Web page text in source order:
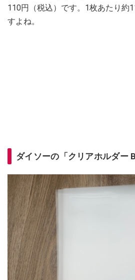
110円（税込）です。1枚あたり約
すよね。
ダイソーの「クリアホルダー